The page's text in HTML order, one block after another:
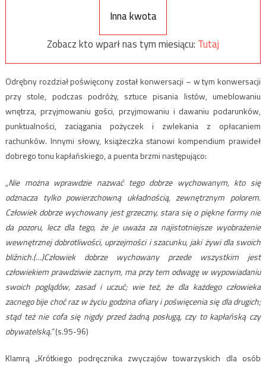
Inna kwota
Zobacz kto wparł nas tym miesiącu: Tutaj
Odrębny rozdział poświęcony został konwersacji – w tym konwersacji
przy stole, podczas podróży, sztuce pisania listów, umeblowaniu
wnętrza, przyjmowaniu gości, przyjmowaniu i dawaniu podarunków,
punktualności, zaciągania pożyczek i zwlekania z opłacaniem
rachunków. Innymi słowy, książeczka stanowi kompendium prawideł
dobrego tonu kapłańskiego, a puenta brzmi następująco:
„Nie można wprawdzie nazwać tego dobrze wychowanym, kto się
odznacza tylko powierzchowną układnością, zewnętrznym polorem.
Człowiek dobrze wychowany jest grzeczny, stara się o piękne formy nie
da pozoru, lecz dla tego, że je uważa za najistotniejsze wyobrażenie
wewnętrznej dobrotliwości, uprzejmości i szacunku, jaki żywi dla swoich
bliźnich.(…)Człowiek dobrze wychowany przede wszystkim jest
człowiekiem prawdziwie zacnym, ma przy tem odwagę w wypowiadaniu
swoich poglądów, zasad i uczuć; wie też, że dla każdego człowieka
zacnego bije choć raz w życiu godzina ofiary i poświęcenia się dla drugich;
stąd też nie cofa się nigdy przed żadną posługą, czy to kapłańską czy
obywatelską.”(s.95-96)
Klamrą „Krótkiego podręcznika zwyczajów towarzyskich dla osób